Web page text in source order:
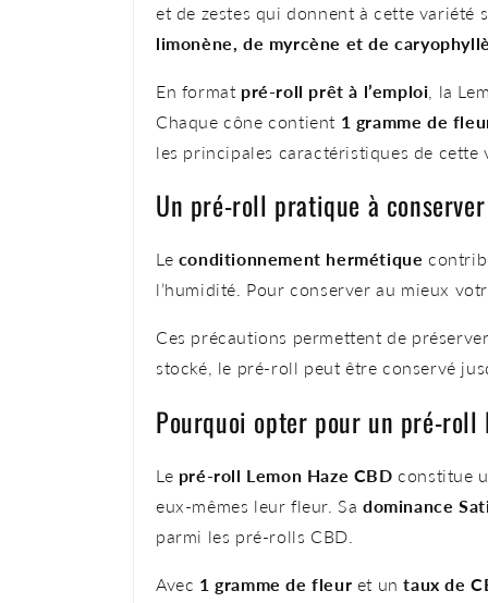
et de zestes qui donnent à cette variété
limonène, de myrcène et de
En format pré-roll prêt à l’emploi , la
Chaque cône contient 1 gramme de
les principales caractéristiques de cette
Un pré-roll pratique à conserver
Le conditionnement hermétique
l’humidité. Pour conserver au mieux
Ces précautions permettent de
stocké, le pré-roll peut être conservé
Pourquoi opter pour un pré-roll
Le pré-roll Lemon Haze CBD constitue
eux-mêmes leur fleur. Sadominance
parmi les pré-rolls CBD.
Avec 1 gramme de fleur et untaux de